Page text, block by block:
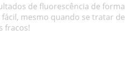
de fluorescência de forma
fácil, mesmo quando se tratar de
fracos!